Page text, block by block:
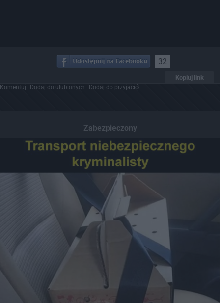
32
Kopiuj link
Komentuj Dodaj do ulubionych Dodaj do przyjaciół
Zabezpieczony